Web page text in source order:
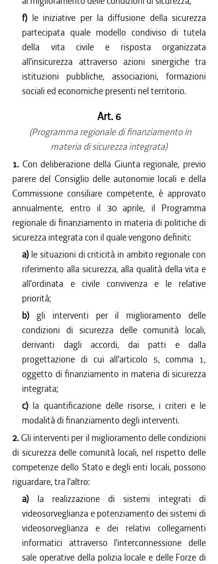
f) le iniziative per la diffusione della sicurezza
partecipata quale modello condiviso di tutela
della vita civile e risposta organizzata
all'insicurezza attraverso azioni sinergiche tra
istituzioni pubbliche, associazioni, formazioni
sociali ed economiche presenti nel territorio.
Art. 6
(Programma regionale di finanziamento in
materia di sicurezza integrata)
1. Con deliberazione della Giunta regionale, previo
parere del Consiglio delle autonomie locali e della
Commissione consiliare competente, è approvato
annualmente, entro il 30 aprile, il Programma
regionale di finanziamento in materia di politiche di
sicurezza integrata con il quale vengono definiti:
a) le situazioni di criticità in ambito regionale con
riferimento alla sicurezza, alla qualità della vita e
all'ordinata e civile convivenza e le relative
priorità;
b) gli interventi per il miglioramento delle
condizioni di sicurezza delle comunità locali,
derivanti dagli accordi, dai patti e dalla
progettazione di cui all'articolo 5, comma 1,
oggetto di finanziamento in materia di sicurezza
integrata;
c) la quantificazione delle risorse, i criteri e le
modalità di finanziamento degli interventi.
2. Gli interventi per il miglioramento delle condizioni
di sicurezza delle comunità locali, nel rispetto delle
competenze dello Stato e degli enti locali, possono
riguardare, tra l'altro:
a) la realizzazione di sistemi integrati di
videosorveglianza e potenziamento dei sistemi di
videosorveglianza e dei relativi collegamenti
informatici attraverso l'interconnessione delle
sale operative della polizia locale e delle Forze di